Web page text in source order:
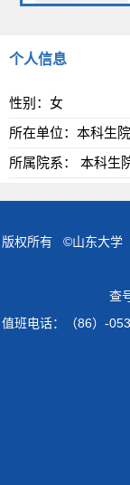
个人信息
性别：女
所在单位：本科生院
所属院系： 本科生
版权所有 ©山东大学
查
值班电话：（86）-